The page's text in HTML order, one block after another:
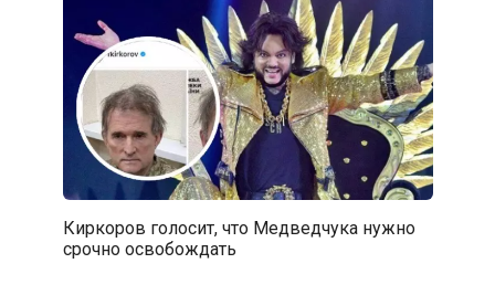
Киркоров голосит, что Медведчука нужно
срочно освобождать